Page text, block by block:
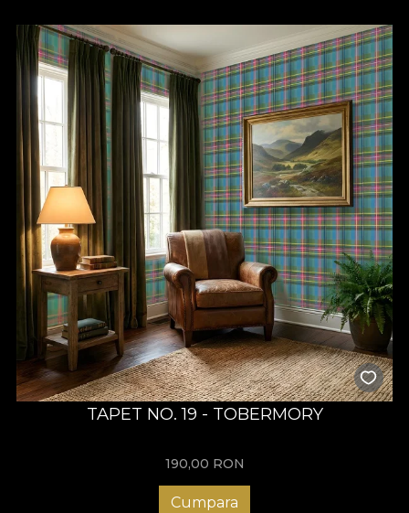
TAPET NO. 19 - TOBERMORY
190,00 RON
Cumpara